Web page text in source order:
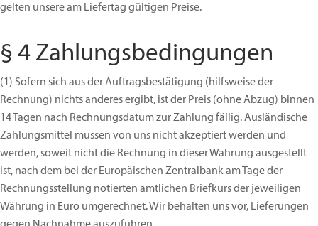
gelten unsere am Liefertag gültigen Preise.
§ 4 Zahlungsbedingungen
(1) Sofern sich aus der Auftragsbestätigung (hilfsweise der
Rechnung) nichts anderes ergibt, ist der Preis (ohne Abzug) binnen
14 Tagen nach Rechnungsdatum zur Zahlung fällig. Ausländische
Zahlungsmittel müssen von uns nicht akzeptiert werden und
werden, soweit nicht die Rechnung in dieser Währung ausgestellt
ist, nach dem bei der Europäischen Zentralbank am Tage der
Rechnungsstellung notierten amtlichen Briefkurs der jeweiligen
Währung in Euro umgerechnet. Wir behalten uns vor, Lieferungen